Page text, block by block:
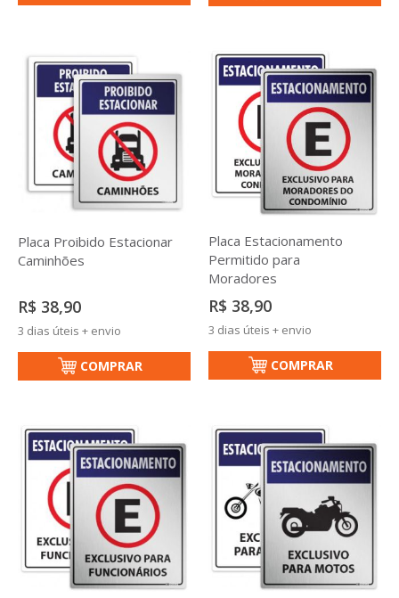
Placa Proibido Estacionar
Caminhões
R$ 38,90
3 dias úteis + envio
COMPRAR
Placa Estacionamento
Permitido para
Moradores
R$ 38,90
3 dias úteis + envio
COMPRAR